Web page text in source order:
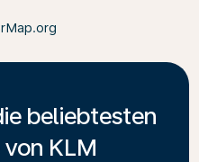
beliebtesten
von KLM